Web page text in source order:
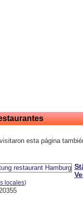
esta página
locales)